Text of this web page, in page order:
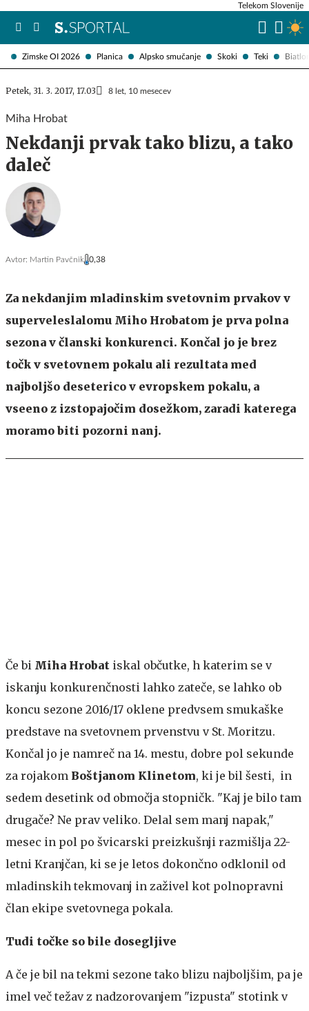
Zimske OI 2026 Planica Alpsko smučanje Skoki Teki
Telekom Slovenije
Petek, 31. 3. 2017, 17.03 8 let, 10 mesecev
Miha Hrobat
Nekdanji prvak tako blizu, a tako
daleč
Avtor: Martin Pavčnik 0,38
Za nekdanjim mladinskim svetovnim prvakov v
superveleslalomu Miho Hrobatom je prva polna
sezona v članski konkurenci. Končal jo je brez
točk v svetovnem pokalu ali rezultata med
najboljšo deseterico v evropskem pokalu, a
vseeno z izstopajočim dosežkom, zaradi katerega
moramo biti pozorni nanj.
Če bi Miha Hrobat iskal občutke, h katerim se v
iskanju konkurenčnosti lahko zateče, se lahko ob
koncu sezone 2016/17 oklene predvsem smukaške
predstave na svetovnem prvenstvu v St. Moritzu.
Končal jo je namreč na 14. mestu, dobre pol sekunde
za rojakom Boštjanom Klinetom, ki je bil šesti, in
sedem desetink od območja stopničk. "Kaj je bilo tam
drugače? Ne prav veliko. Delal sem manj napak,"
mesec in pol po švicarski preizkušnji razmišlja 22-
letni Kranjčan, ki se je letos dokončno odklonil od
mladinskih tekmovanj in zaživel kot polnopravni
član ekipe svetovnega pokala.
Tudi točke so bile dosegljive
A če je bil na tekmi sezone tako blizu najboljšim, pa je
imel več težav z nadzorovanjem "izpusta" stotink v